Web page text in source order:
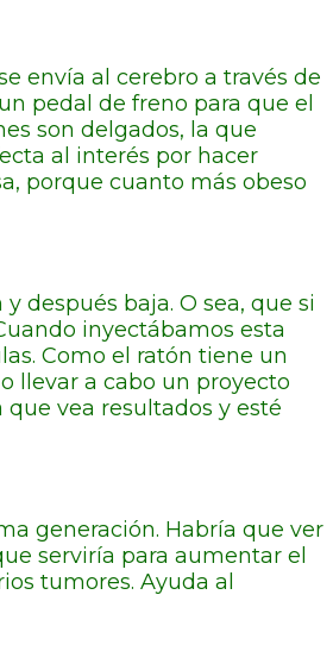
envía al cerebro a través de
pedal de freno para que el
son delgados, la que
al interés por hacer
porque cuanto más obeso
después baja. O sea, que si
inyectábamos esta
Como el ratón tiene un
llevar a cabo un proyecto
vea resultados y esté
generación. Habría que ver
serviría para aumentar el
tumores. Ayuda al